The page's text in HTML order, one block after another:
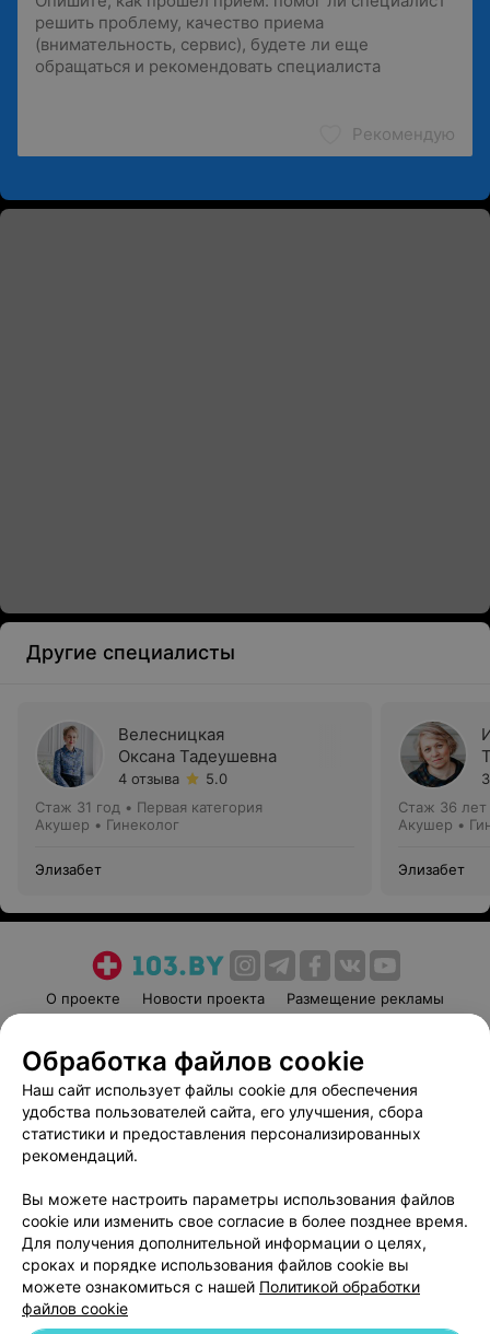
Рекомендую
Другие специалисты
Велесницкая
Оксана Тадеушевна
4 отзыва
5.0
Стаж 31 год • Первая категория
Акушер • Гинеколог
Элизабет
Стаж 36 лет
Акушер •
Элизабет
О проекте Новости проекта
Размещение рекламы
Пользовательское соглашение
Способы оплаты
Вакансии
Партнеры
Написать руководителю 103.by
Обработка персональных данных
Обработка файлов cookie
Наш сайт использует файлы cookie для обеспечения
удобства пользователей сайта, его улучшения, сбора
статистики и предоставления персонализированных
рекомендаций.
Вы можете настроить параметры использования файлов
cookie или изменить свое согласие в более позднее время.
Для получения дополнительной информации о целях,
сроках и порядке использования файлов cookie вы
можете ознакомиться с нашей Политикой обработки
файлов cookie